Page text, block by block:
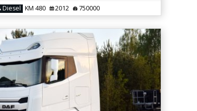
Diesel KM 480 2012 750000